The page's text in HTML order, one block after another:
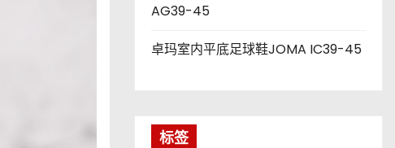
AG39-45
卓玛室内平底足球鞋JOMA IC39-45
标签